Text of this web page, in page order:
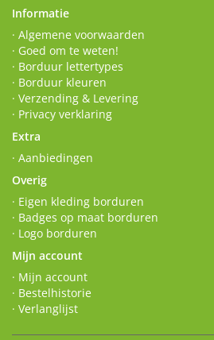
Informatie
· Algemene voorwaarden
· Goed om te weten!
· Borduur lettertypes
· Borduur kleuren
· Verzending & Levering
· Privacy verklaring
Extra
· Aanbiedingen
Overig
· Eigen kleding borduren
· Badges op maat borduren
· Logo borduren
Mijn account
· Mijn account
· Bestelhistorie
· Verlanglijst